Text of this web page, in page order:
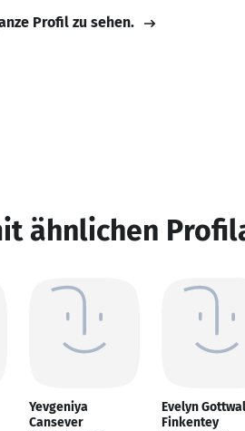
Profil zu sehen.
ähnlichen
Yevgeniya
Cansever
Evelyn
Finkentey